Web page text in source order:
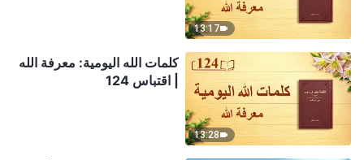
13:17
13:28
كلمات الله اليومية: معرفة الله
| اقتباس 124